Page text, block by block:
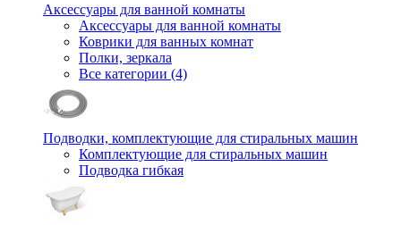
Аксессуары для ванной комнаты
Аксессуары для ванной комнаты
Коврики для ванных комнат
Полки, зеркала
Все категории (4)
Подводки, комплектующие для стиральных машин
Комплектующие для стиральных машин
Подводка гибкая